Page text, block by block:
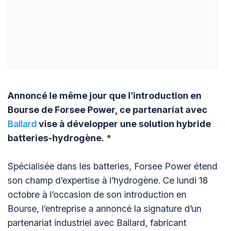
Annoncé le même jour que l’introduction en
Bourse de Forsee Power, ce partenariat avec
Ballardvise à développer une solution hybride
batteries-hydrogène. *
Spécialisée dans les batteries, Forsee Power étend
son champ d’expertise à l’hydrogène. Ce lundi 18
octobre à l’occasion de son introduction en
Bourse, l’entreprise a annoncé la signature d’un
partenariat industriel avec Ballard, fabricant